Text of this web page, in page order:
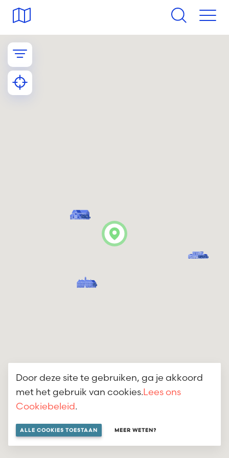
2
Door deze site te gebruiken, ga je akkoord
met het gebruik van cookies.Lees ons
Cookiebeleid.
ALLE COOKIES TOESTAAN MEER WETEN?